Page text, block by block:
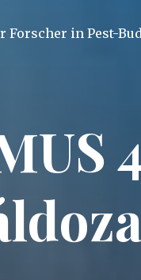
Forscher in Pest-